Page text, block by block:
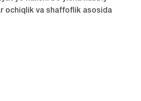
ochiqlik va shaffoflik asosida